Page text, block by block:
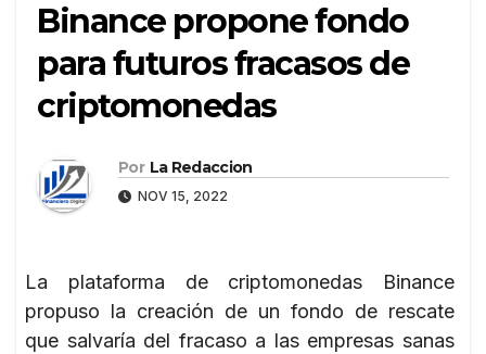
Binance propone fondo
para futuros fracasos de
criptomonedas
Por La Redaccion
NOV 15, 2022
La plataforma de criptomonedas Binance
propuso la creación de un fondo de rescate
que salvaría del fracaso a las empresas sanas